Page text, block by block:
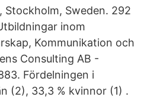
Stockholm, Sweden. 292
inom
Kommunikation och
Consulting AB -
Fördelningen i
(2), 33,3 % kvinnor (1) .